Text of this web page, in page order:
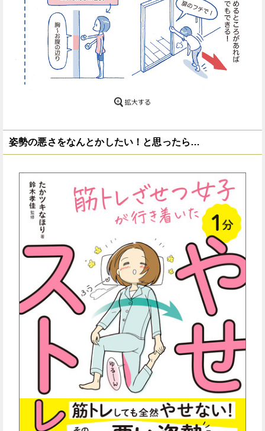
姿勢の悪さをなんとかしたい！と思ったら…